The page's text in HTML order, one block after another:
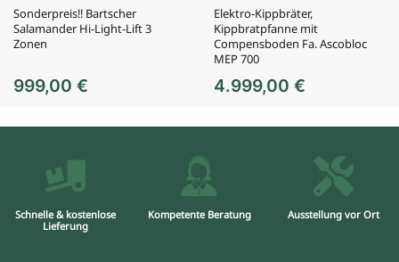
Sonderpreis!! Bartscher
Salamander Hi-Light-Lift 3
Zonen
999,00€
Elektro-Kippbräter,
Kippbratpfanne mit
Compensboden Fa. Ascobloc
MEP 700
4.999,00 €
Schnelle & kostenlose
Lieferung
Kompetente Beratung Ausstellung vor Ort